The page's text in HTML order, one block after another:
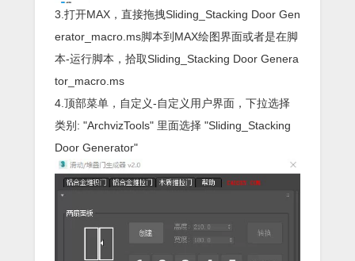
3.打开MAX，直接拖拽Sliding_Stacking Door Gen
erator_macro.ms脚本到MAX绘图界面或者是在脚
本-运行脚本，拾取Sliding_Stacking Door Genera
tor_macro.ms
4.顶部菜单，自定义-自定义用户界面，下拉选择
类别: "ArchvizTools" 里面选择 "Sliding_Stacking
Door Generator"